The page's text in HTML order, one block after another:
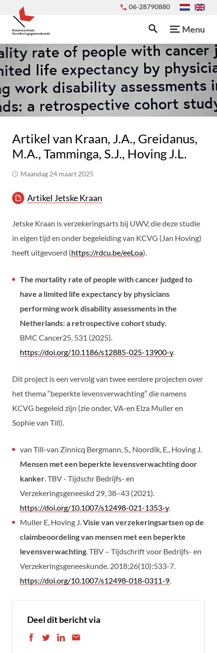
06-28790880
Menu
Artikel van Kraan, J.A., Greidanus,
M.A., Tamminga, S.J., Hoving J.L.
maandag 24 maart 2025
Artikel Jetske Kraan
Jetske Kraan is verzekeringsarts bij UWV, die deze studie
in eigen tijd en onder begeleiding van KCVG (Jan Hoving)
heeft uitgevoerd (https://rdcu.be/eeLoa).
The mortality rate of people with cancer judged to
have a limited life expectancy by physicians
performing work disability assessments in the
Netherlands: a retrospective cohort study.
BMC Cancer25, 531 (2025).
https://doi.org/10.1186/s12885-025-13900-y.
Dit project is een vervolg van twee eerdere projecten over
het thema “beperkte levensverwachting” die namens
KCVG begeleid zijn (zie onder, VA-en Elza Muller en
Sophie van Till).
van Till-van Zinnicq Bergmann, S., Noordik, E., Hoving J.
Mensen met een beperkte levensverwachting door
kanker. TBV - Tijdschr Bedrijfs- en
Verzekeringsgeneeskd 29, 38–43 (2021).
https://doi.org/10.1007/s12498-021-1353-y.
Muller E, Hoving J.Visie van verzekeringsartsen op de
claimbeoordeling van mensen met een beperkte
levensverwachting. TBV – Tijdschrift voor Bedrijfs- en
Verzekeringsgeneeskunde. 2018;26(10):533-7.
https://doi.org/10.1007/s12498-018-0311-9.
Deel dit bericht via